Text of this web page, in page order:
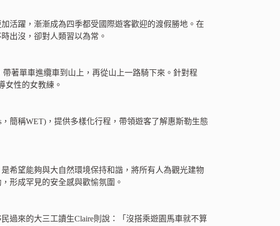
活躍，漸漸成為四季都受國際遊客歡迎的渡假勝地。在
出沒，卻對人類習以為常。
帶著單車進纜車到山上，再從山上一路騎下來。針對程
女性的女教練。
簡稱WET)，提供多樣化行程，帶領遊客了解惠斯勒生態
希望能夠與大自然環境保持和諧，將所有人為觀光建物
形成罕見的安全感與歡愉氛圍。
過來的大三工讀生Claire則說：「沒搭乘遊園馬車就不算